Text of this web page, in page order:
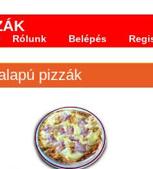
Rólunk Belépés
pizzák